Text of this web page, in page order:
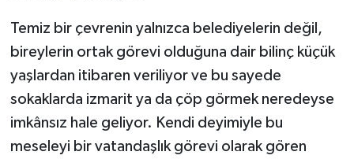
Temiz bir çevrenin yalnızca belediyelerin değil,
bireylerin ortak görevi olduğuna dair bilinç küçük
yaşlardan itibaren veriliyor ve bu sayede
sokaklarda izmarit ya da çöp görmek neredeyse
imkânsız hale geliyor. Kendi deyimiyle bu
meseleyi bir vatandaşlık görevi olarak gören